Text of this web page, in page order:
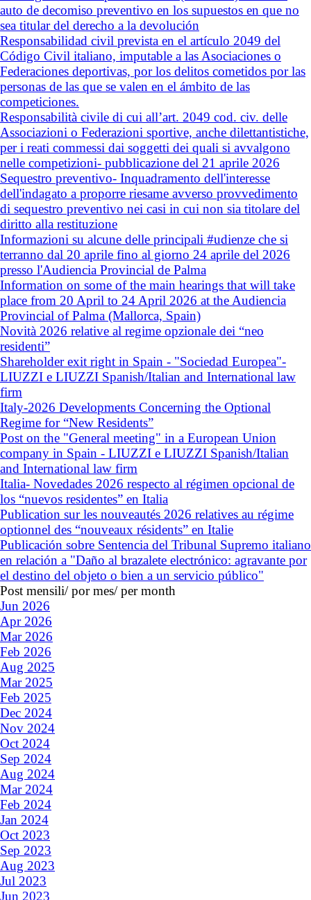
auto de decomiso preventivo en los supuestos en que no
sea titular del derecho a la devolución
Responsabilidad civil prevista en el artículo 2049 del
Código Civil italiano, imputable a las Asociaciones o
Federaciones deportivas, por los delitos cometidos por las
personas de las que se valen en el ámbito de las
competiciones.
Responsabilità civile di cui all’art. 2049 cod. civ. delle
Associazioni o Federazioni sportive, anche dilettantistiche,
per i reati commessi dai soggetti dei quali si avvalgono
nelle competizioni- pubblicazione del 21 aprile 2026
Sequestro preventivo- Inquadramento dell'interesse
dell'indagato a proporre riesame avverso provvedimento
di sequestro preventivo nei casi in cui non sia titolare del
diritto alla restituzione
Informazioni su alcune delle principali #udienze che si
terranno dal 20 aprile fino al giorno 24 aprile del 2026
presso l'Audiencia Provincial de Palma
Information on some of the main hearings that will take
place from 20 April to 24 April 2026 at the Audiencia
Provincial of Palma (Mallorca, Spain)
Novità 2026 relative al regime opzionale dei “neo
residenti”
Shareholder exit right in Spain - "Sociedad Europea"-
LIUZZI e LIUZZI Spanish/Italian and International law
firm
Italy-2026 Developments Concerning the Optional
Regime for “New Residents”
Post on the "General meeting" in a European Union
company in Spain - LIUZZI e LIUZZI Spanish/Italian
and International law firm
Italia- Novedades 2026 respecto al régimen opcional de
los “nuevos residentes” en Italia
Publication sur les nouveautés 2026 relatives au régime
optionnel des “nouveaux résidents” en Italie
Publicación sobre Sentencia del Tribunal Supremo italiano
en relación a "Daño al brazalete electrónico: agravante por
el destino del objeto o bien a un servicio público"
Post mensili/ por mes/ per month
Jun 2026
Apr 2026
Mar 2026
Feb 2026
Aug 2025
Mar 2025
Feb 2025
Dec 2024
Nov 2024
Oct 2024
Sep 2024
Aug 2024
Mar 2024
Feb 2024
Jan 2024
Oct 2023
Sep 2023
Aug 2023
Jul 2023
Jun 2023